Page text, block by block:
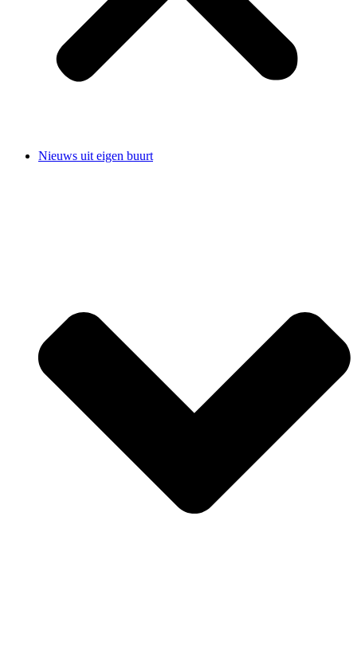
Nieuws uit eigen buurt